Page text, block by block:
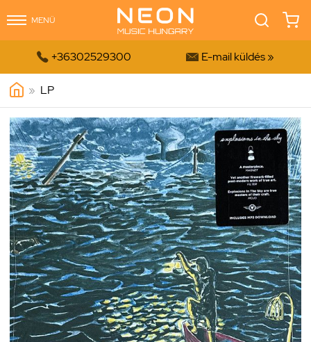
MENÜ
 +36302529300  E-mail küldés »
» LP